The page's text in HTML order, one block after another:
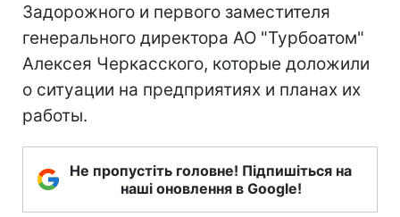
Задорожного и первого заместителя
генерального директора АО "Турбоатом"
Алексея Черкасского, которые доложили
о ситуации на предприятиях и планах их
работы.
Не пропустіть головне! Підпишіться на
наші оновлення в Google!